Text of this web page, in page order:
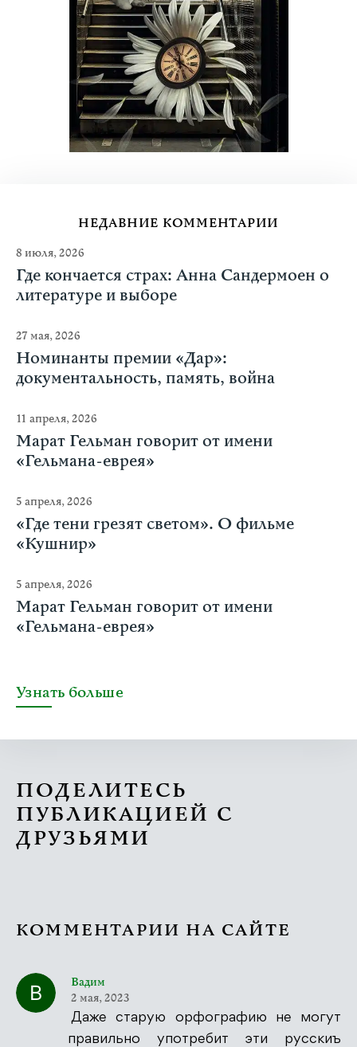
НЕДАВНИЕ КОММЕНТАРИИ
8 июля, 2026
Где кончается страх: Анна Сандермоен о
литературе и выборе
27 мая, 2026
Номинанты премии «Дар»:
документальность, память, война
11 апреля, 2026
Марат Гельман говорит от имени
«Гельмана-еврея»
5 апреля, 2026
«Где тени грезят светом». О фильме
«Кушнир»
5 апреля, 2026
Марат Гельман говорит от имени
«Гельмана-еврея»
Узнать больше
ПОДЕЛИТЕСЬ
ПУБЛИКАЦИЕЙ С
ДРУЗЬЯМИ
КОММЕНТАРИИ НА САЙТЕ
Вадим
2 мая, 2023
Даже старую орфографию не могут
правильно употребит эти русскиъ